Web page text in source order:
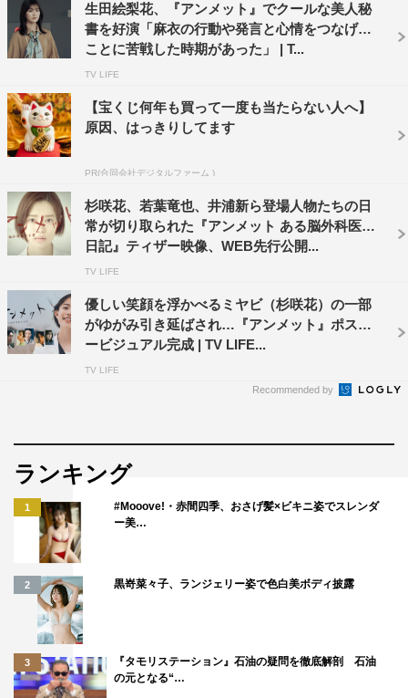
物語の鍵を握っている。
今回、解禁された4人の登場人物は、それぞれの立場と思
惑から、ミヤビと関わっていくことに。脳外科医への復帰
を目指すミヤビにとって味方となる者もいれば、敵対する
立場となる者も。この4人がミヤビの新たな人生にどのよ
うな影響を与えていくのか。
脳外科の世界という専門的でシリアスな舞台設定ながら
も、4人を含む魅力的なキャスト陣が持ち前の個性と演技
力で作品に温かみを与えていく。脳外科医たちの日常、織
りなす会話の妙にも注目だ。吉瀬、千葉、岡山、生田のコ
メントは下記に掲載。
吉瀬美智子 コメント
生田絵梨花、『アンメット』でクールな美人秘
書を好演「麻衣の行動や発言と心情をつなげる
ことに苦戦した時期があった」 | T...
TV LIFE
【宝くじ何年も買って一度も当たらない人へ】
原因、はっきりしてます
PR(合同会社デジタルファーム )
杉咲花、若葉竜也、井浦新ら登場人物たちの日
常が切り取られた『アンメット ある脳外科医の
日記』ティザー映像、WEB先行公開...
TV LIFE
優しい笑顔を浮かべるミヤビ（杉咲花）の一部
がゆがみ引き延ばされ…『アンメット』ポスタ
ービジュアル完成 | TV LIFE...
TV LIFE
Recommended by
ランキング
1
#Mooove!・赤間四季、おさげ髪×ビキニ姿でスレンダ
ー美…
2 黒嵜菜々子、ランジェリー姿で色白美ボディ披露
3
『タモリステーション』石油の疑問を徹底解剖 石油
の元となる“…